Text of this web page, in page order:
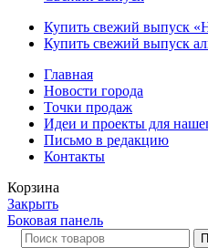
Купить свежий выпуск
Купить свежий выпуск
Главная
Новости города
Точки продаж
Идеи и проекты для
Письмо в редакцию
Контакты
Корзина
Закрыть
Боковая панель